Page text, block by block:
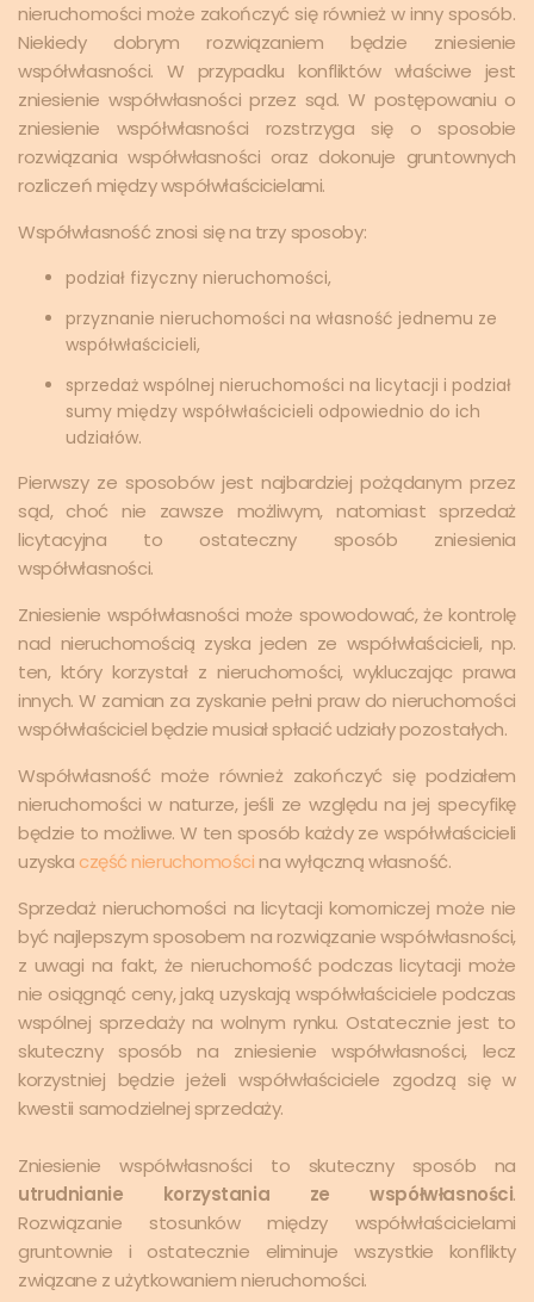
nieruchomości może zakończyć się również w inny sposób.
Niekiedy dobrym rozwiązaniem będzie zniesienie
współwłasności. W przypadku konfliktów właściwe jest
zniesienie współwłasności przez sąd. W postępowaniu o
zniesienie współwłasności rozstrzyga się o sposobie
rozwiązania współwłasności oraz dokonuje gruntownych
rozliczeń między współwłaścicielami.
Współwłasność znosi się na trzy sposoby:
podział fizyczny nieruchomości,
przyznanie nieruchomości na własność jednemu ze
współwłaścicieli,
sprzedaż wspólnej nieruchomości na licytacji i podział
sumy między współwłaścicieli odpowiednio do ich
udziałów.
Pierwszy ze sposobów jest najbardziej pożądanym przez
sąd, choć nie zawsze możliwym, natomiast sprzedaż
licytacyjna to ostateczny sposób zniesienia
współwłasności.
Zniesienie współwłasności może spowodować, że kontrolę
nad nieruchomością zyska jeden ze współwłaścicieli, np.
ten, który korzystał z nieruchomości, wykluczając prawa
innych. W zamian za zyskanie pełni praw do nieruchomości
współwłaściciel będzie musiał spłacić udziały pozostałych.
Współwłasność może również zakończyć się podziałem
nieruchomości w naturze, jeśli ze względu na jej specyfikę
będzie to możliwe. W ten sposób każdy ze współwłaścicieli
uzyska część nieruchomości na wyłączną własność.
Sprzedaż nieruchomości na licytacji komorniczej może nie
być najlepszym sposobem na rozwiązanie współwłasności,
z uwagi na fakt, że nieruchomość podczas licytacji może
nie osiągnąć ceny, jaką uzyskają współwłaściciele podczas
wspólnej sprzedaży na wolnym rynku. Ostatecznie jest to
skuteczny sposób na zniesienie współwłasności, lecz
korzystniej będzie jeżeli współwłaściciele zgodzą się w
kwestii samodzielnej sprzedaży.
Zniesienie współwłasności to skuteczny sposób na
utrudnianie korzystania ze współwłasności.
Rozwiązanie stosunków między współwłaścicielami
gruntownie i ostatecznie eliminuje wszystkie konflikty
związane z użytkowaniem nieruchomości.